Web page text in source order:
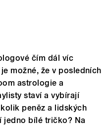
čím dál víc
možné, že v posledních
astrologie a
staví a vybírají
peněz a lidských
jedno bílé tričko? Na